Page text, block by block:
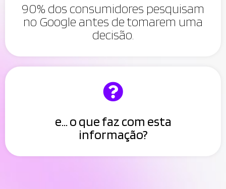
90% dos consumidores pesquisam
no Google antes de tomarem uma
decisão.
e... o que faz com esta
informação?